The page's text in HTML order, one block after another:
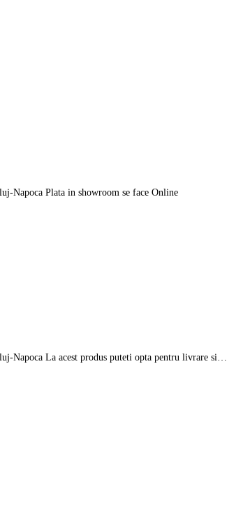
Napoca Plata in showroom se face Online
Napoca La acest produs puteti opta pentru livrare si…